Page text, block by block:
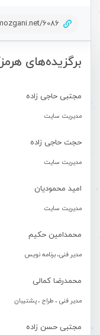
برگزیده‌های
مجتبی حاجی زاده
مدیریت سایت
حجت حاجی زاده
مدیریت سایت
امید محمودیان
مدیریت سایت
محمدامین حکیم
مدیر فنی، برنامه نویس
محمدرضا کمالی
مدیر فنی ، طراح ، پشتیبان
مجتبی حسن زاده
6086